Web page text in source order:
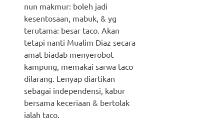
nun makmur: boleh jadi
kesentosaan, mabuk, & yg
terutama: besar taco. Akan
tetapi nanti Mualim Diaz secara
amat biadab menyerobot
kampung, memakai sarwa taco
dilarang. Lenyap diartikan
sebagai independensi, kabur
bersama keceriaan & bertolak
ialah taco.